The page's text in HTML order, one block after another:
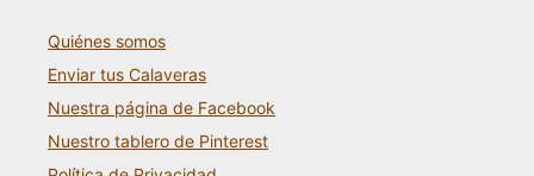
Quiénes somos
Enviar tus Calaveras
Nuestra página de Facebook
Nuestro tablero de Pinterest